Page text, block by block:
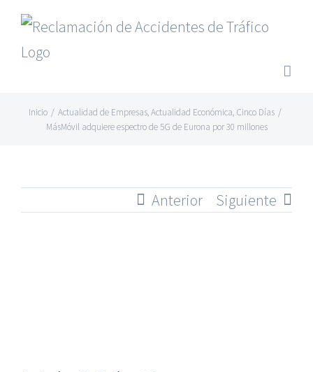
Saltar
contenido
Inicio / Actualidad de Empresas,Actualidad Económica, Cinco Días /
MásMóvil adquiere espectro de 5G de Eurona por 30 millones
Anterior Siguiente